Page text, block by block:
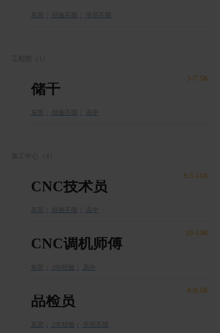
东莞 经验不限 学历不限
工程部
储干
3-7.5K
东莞 经验不限 高中
加工中心 （4）
CNC技术员
9.5-11K
东莞 经验不限 高中
CNC调机师傅
10-13K
东莞 3年经验 高中
品检员
8-9.5K
东莞 2年经验 学历不限